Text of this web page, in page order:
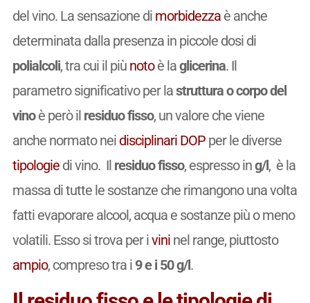
del vino. La sensazione di morbidezzaè anche
determinata dalla presenza in piccole dosi di
polialcoli, tra cui il più notoè laglicerina. Il
parametro significativo per lastruttura o corpo del
vinoè però il residuo fisso, un valore che viene
anche normato nei disciplinari DOPper le diverse
tipologiedi vino. Il residuo fisso, espresso ing/l, è la
massa di tutte le sostanze che rimangono una volta
fatti evaporare alcool, acqua e sostanze più o meno
volatili. Esso si trova per ivininel range, piuttosto
ampio, compreso tra i 9 e i 50 g/l.